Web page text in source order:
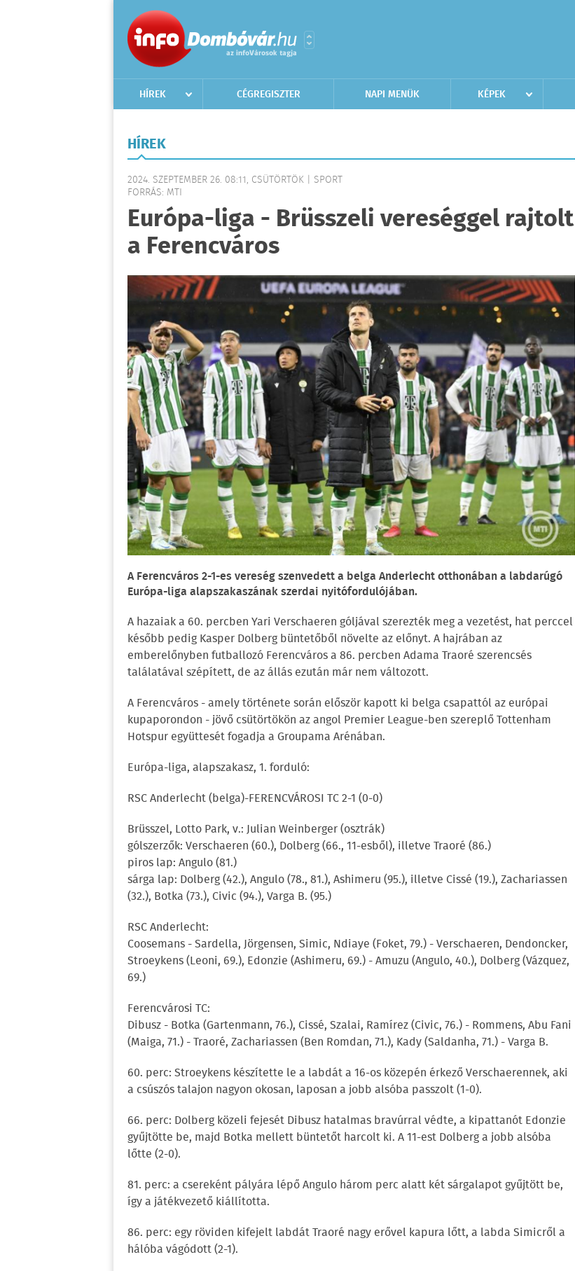
HÍREK CÉGREGISZTER NAPI MENÜK KÉPEK
HÍREK
2024. SZEPTEMBER 26. 08:11, CSÜTÖRTÖK | SPORT
FORRÁS: MTI
Európa-liga - Brüsszeli vereséggel rajtolt
a Ferencváros
A Ferencváros 2-1-es vereség szenvedett a belga Anderlecht otthonában a labdarúgó
Európa-liga alapszakaszának szerdai nyitófordulójában.
A hazaiak a 60. percben Yari Verschaeren góljával szerezték meg a vezetést, hat perccel
később pedig Kasper Dolberg büntetőből növelte az előnyt. A hajrában az
emberelőnyben futballozó Ferencváros a 86. percben Adama Traoré szerencsés
találatával szépített, de az állás ezután már nem változott.
A Ferencváros - amely története során először kapott ki belga csapattól az európai
kupaporondon - jövő csütörtökön az angol Premier League-ben szereplő Tottenham
Hotspur együttesét fogadja a Groupama Arénában.
Európa-liga, alapszakasz, 1. forduló:
RSC Anderlecht (belga)-FERENCVÁROSI TC 2-1 (0-0)
Brüsszel, Lotto Park, v.: Julian Weinberger (osztrák)
gólszerzők: Verschaeren (60.), Dolberg (66., 11-esből), illetve Traoré (86.)
piros lap: Angulo (81.)
sárga lap: Dolberg (42.), Angulo (78., 81.), Ashimeru (95.), illetve Cissé (19.), Zachariassen
(32.), Botka (73.), Civic (94.), Varga B. (95.)
RSC Anderlecht:
Coosemans - Sardella, Jörgensen, Simic, Ndiaye (Foket, 79.) - Verschaeren, Dendoncker,
Stroeykens (Leoni, 69.), Edonzie (Ashimeru, 69.) - Amuzu (Angulo, 40.), Dolberg (Vázquez,
69.)
Ferencvárosi TC:
Dibusz - Botka (Gartenmann, 76.), Cissé, Szalai, Ramírez (Civic, 76.) - Rommens, Abu Fani
(Maiga, 71.) - Traoré, Zachariassen (Ben Romdan, 71.), Kady (Saldanha, 71.) - Varga B.
60. perc: Stroeykens készítette le a labdát a 16-os közepén érkező Verschaerennek, aki
a csúszós talajon nagyon okosan, laposan a jobb alsóba passzolt (1-0).
66. perc: Dolberg közeli fejesét Dibusz hatalmas bravúrral védte, a kipattanót Edonzie
gyűjtötte be, majd Botka mellett büntetőt harcolt ki. A 11-est Dolberg a jobb alsóba
lőtte (2-0).
81. perc: a csereként pályára lépő Angulo három perc alatt két sárgalapot gyűjtött be,
így a játékvezető kiállította.
86. perc: egy röviden kifejelt labdát Traoré nagy erővel kapura lőtt, a labda Simicről a
hálóba vágódott (2-1).